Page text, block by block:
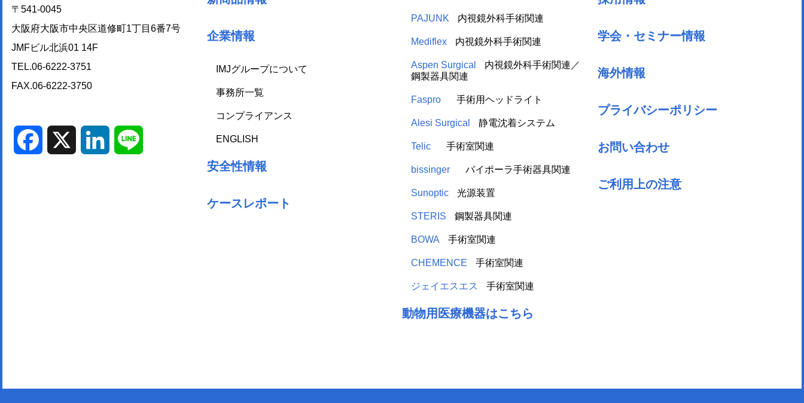
〒541-0045
大阪府大阪市中央区道修町1丁目6番7号
JMFビル北浜01 14F
TEL.06-6222-3751
FAX.06-6222-3750
Facebook LinkedIn
企業情報
IMJグループについて
事務所一覧
コンプライアンス
ENGLISH
安全性情報
ケースレポート
PAJUNK 内視鏡外科手術関連
Mediflex 内視鏡外科手術関連
Aspen Surgical
内視鏡外科手術関連／
鋼製器具関連
Faspro 手術用ヘッドライト
Alesi Surgical 静電沈着システム
Telic 手術室関連
bissinger バイポーラ手術器具関連
Sunoptic 光源装置
STERIS 鋼製器具関連
BOWA 手術室関連
CHEMENCE 手術室関連
ジェイエスエス 手術室関連
動物用医療機器はこちら
学会・セミナー情報
海外情報
プライバシーポリシー
お問い合わせ
ご利用上の注意